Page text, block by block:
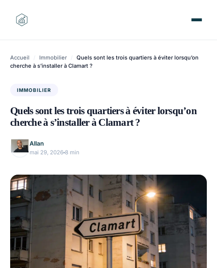
contenu
Accueil / Immobilier /
Quels sont les trois quartiers à éviter lorsqu’on
cherche à s’installer à Clamart ?
IMMOBILIER
Quels sont les trois quartiers à éviter lorsqu’on
cherche à s’installer à Clamart ?
Allan
mai 29, 2026 8 min